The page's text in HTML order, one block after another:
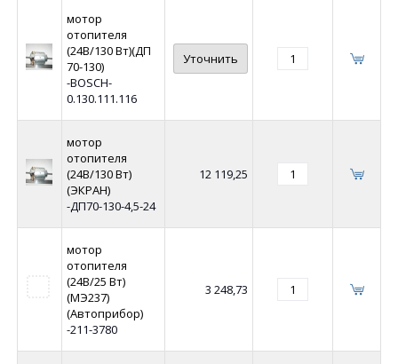
мотор
отопителя
(24В/130 Вт)(ДП
70-130)
-BOSCH-
0.130.111.116
Уточнить
мотор
отопителя
(24В/130 Вт)
(ЭКРАН)
-ДП70-130-4,5-24
12 119,25
мотор
отопителя
(24В/25 Вт)
(МЭ237)
(Автоприбор)
-211-3780
3 248,73